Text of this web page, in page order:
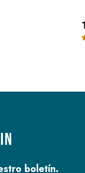
boletín.